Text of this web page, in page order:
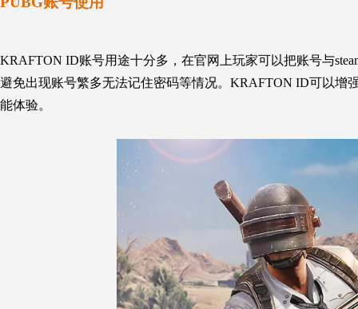
KRAFTON ID账号用途十分多，在官网上玩家可以把账号与
避免出现账号繁多无法记住密码等情况。KRAFTON ID可以增
能体验。